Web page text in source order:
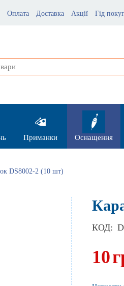
Оплата Доставка Акції Гід
Приманки Оснащення
DS8002-2 (10 шт)
КОД:
10